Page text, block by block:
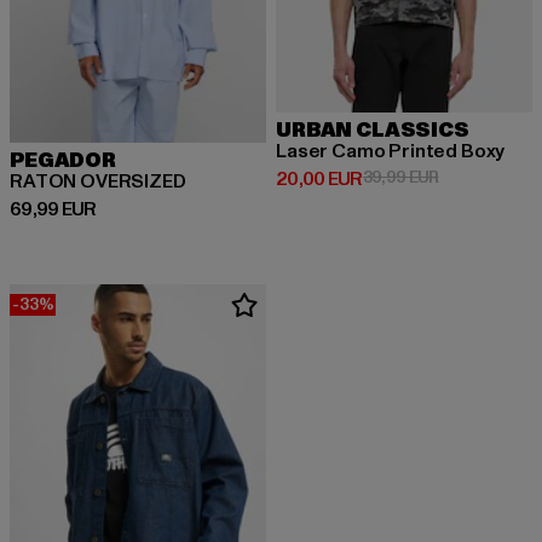
PEGADOR
RATON OVERSIZED
69,99 EUR
Derzeitiger Preis: 69,99 EUR
URBAN CLASSICS
Laser Camo Printed Boxy
20,00 EUR
Derzeitiger Preis: 20,00 EUR
39,99 EURAktionspreis:
-33%